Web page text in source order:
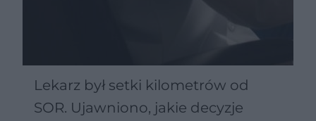
Lekarz był setki kilometrów od
SOR. Ujawniono, jakie decyzje